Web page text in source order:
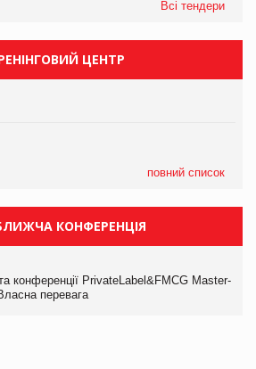
Всі тендери
ЦЕНТР
повний список
КОНФЕРЕНЦІЯ
конференції PrivateLabel&FMCG Master-
перевага